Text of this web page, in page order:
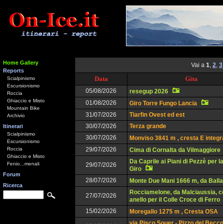
Home Gallery
Reports
Scialpinismo
Escursionismo
Roccia
Ghiaccio e Misto
Mountain Bike
Archivio
Itinerari
Scialpinismo
Escursionismo
Roccia
Ghiaccio e Misto
Fenio...menali
Forum
Ricerca
Vai a 1, 2, 3
Data Gita
05/08/2026
resegup 2026
01/08/2026
Giro Torre Fungo Lancia
31/07/2026
Tiarfin Ovest ed est
30/07/2026
Terza grande
30/07/2026
Monviso 3841 m , cresta E
29/07/2026
Cima di Cornalta da Vilmaggiore
29/07/2026
Da Caprile ai Piani di Pezzè per
Giro
28/07/2026
Monte Due Mani 1666 m, da
27/07/2026
Rocciamelone, da Malciaussia,
anello per il Colle Croce di Ferro
15/02/2026
Moregallo 1275 m , Cresta OSA